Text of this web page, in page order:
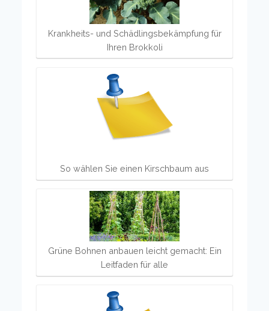
Krankheits- und Schädlingsbekämpfung für
Ihren Brokkoli
So wählen Sie einen Kirschbaum aus
Grüne Bohnen anbauen leicht gemacht: Ein
Leitfaden für alle